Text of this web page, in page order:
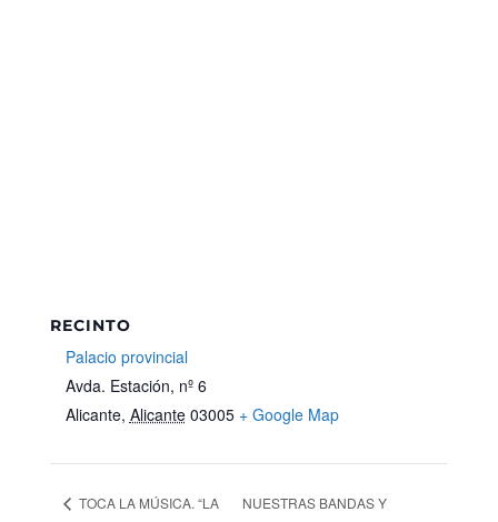
RECINTO
Palacio provincial
Avda. Estación, nº 6
Alicante, Alicante 03005 + Google Map
TOCA LA MÚSICA. “LA
NUESTRAS BANDAS Y